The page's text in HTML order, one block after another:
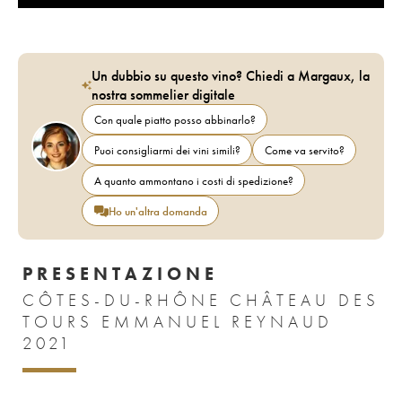
Un dubbio su questo vino? Chiedi a Margaux, la
nostra sommelier digitale
Con quale piatto posso abbinarlo?
Puoi consigliarmi dei vini simili?
Come va servito?
A quanto ammontano i costi di spedizione?
Ho un'altra domanda
PRESENTAZIONE
CÔTES-DU-RHÔNE CHÂTEAU DES
TOURS EMMANUEL REYNAUD
2021